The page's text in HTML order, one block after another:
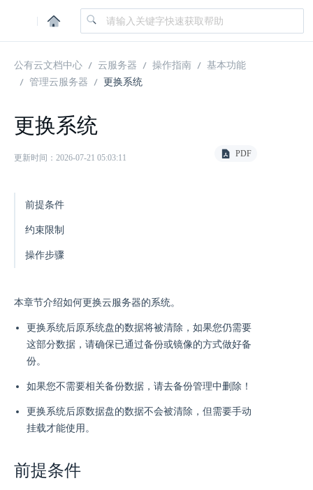
|
公有云文档中心 云服务器 操作指南
基本功能
管理云服务器
更换系统
更换系统
更新时间：2026-07-21 05:03:11 PDF
前提条件
约束限制
操作步骤
本章节介绍如何更换云服务器的系统。
更换系统后原系统盘的数据将被清除，如果您仍需要
这部分数据，请确保已通过备份或镜像的方式做好备
份。
如果您不需要相关备份数据，请去备份管理中删除！
更换系统后原数据盘的数据不会被清除，但需要手动
挂载才能使用。
前提条件